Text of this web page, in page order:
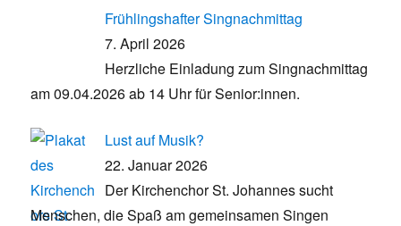
Frühlingshafter Singnachmittag
7. April 2026
Herzliche Einladung zum Singnachmittag
am 09.04.2026 ab 14 Uhr für Senior:innen.
Lust auf Musik?
22. Januar 2026
Der Kirchenchor St. Johannes sucht
Menschen, die Spaß am gemeinsamen Singen